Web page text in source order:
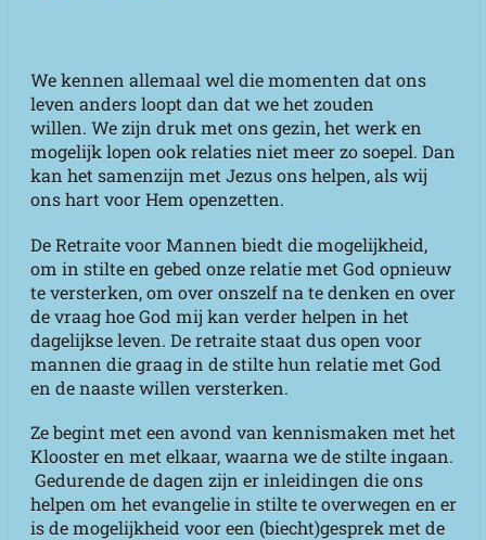
We kennen allemaal wel die momenten dat ons
leven anders loopt dan dat we het zouden
willen. We zijn druk met ons gezin, het werk en
mogelijk lopen ook relaties niet meer zo soepel. Dan
kan het samenzijn met Jezus ons helpen, als wij
ons hart voor Hem openzetten.
De Retraite voor Mannen biedt die mogelijkheid,
om in stilte en gebed onze relatie met God opnieuw
te versterken, om over onszelf na te denken en over
de vraag hoe God mij kan verder helpen in het
dagelijkse leven. De retraite staat dus open voor
mannen die graag in de stilte hun relatie met God
en de naaste willen versterken.
Ze begint met een avond van kennismaken met het
Klooster en met elkaar, waarna we de stilte ingaan.
Gedurende de dagen zijn er inleidingen die ons
helpen om het evangelie in stilte te overwegen en er
is de mogelijkheid voor een (biecht)gesprek met de